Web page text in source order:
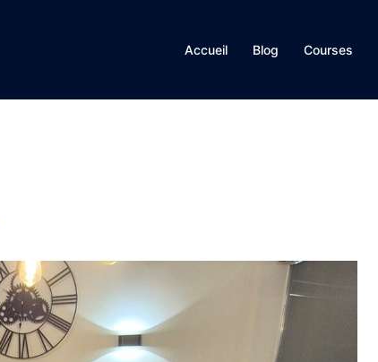
Accueil Blog Courses